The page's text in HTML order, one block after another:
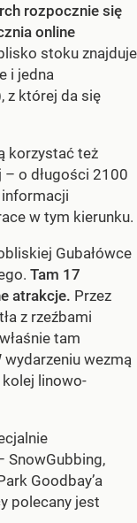
rozpocznie się
online
stoku znajduje
i jedna
z której da się
korzystać też
o długości 2100
w tym kierunku.
Gubałówce
Tam 17
atrakcje. Przez
z rzeźbami
tam
wezmą
kolej linowo-
SnowGubbing,
Goodbay’a
polecany jest